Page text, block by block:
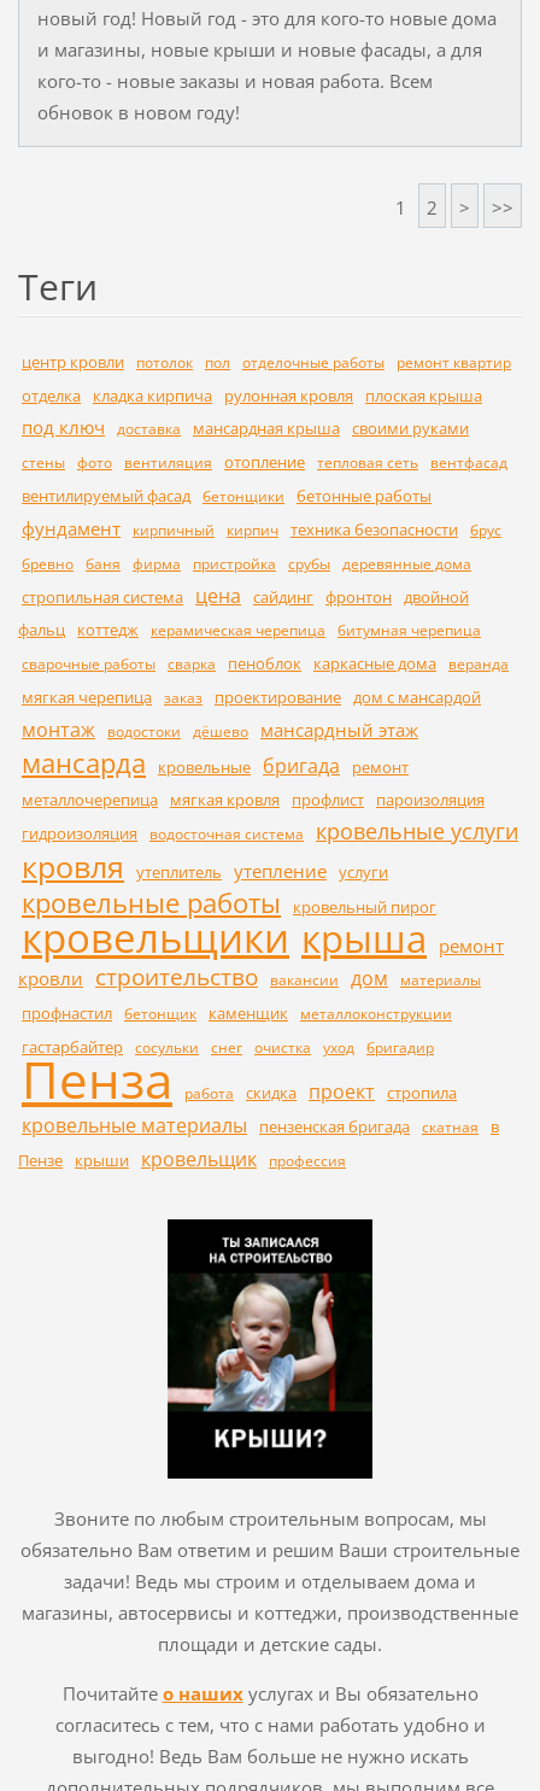
новый год! Новый год - это для кого-то новые дома
и магазины, новые крыши и новые фасады, а для
кого-то - новые заказы и новая работа. Всем
обновок в новом году!
1 2 > >>
Теги
центр кровли потолок пол отделочные работы ремонт квартир
отделка кладка кирпича рулонная кровля плоская крыша
под ключ доставка мансардная крыша своими руками
стены фото вентиляция отопление тепловая сеть вентфасад
вентилируемый фасад бетонщики бетонные работы
фундамент кирпичный кирпич техника безопасности брус
бревно баня фирма пристройка срубы деревянные дома
стропильная система цена сайдинг фронтон двойной
фальц
коттедж керамическая черепица
битумная черепица
сварочные работы сварка пеноблок каркасные дома веранда
мягкая черепица заказ проектирование дом с мансардой
монтаж водостоки дёшево мансардный этаж
мансарда кровельные бригада
ремонт
металлочерепица
мягкая кровля профлист
пароизоляция
гидроизоляция
водосточная система кровельные услуги
кровля утеплитель утепление услуги
кровельные работы кровельный пирог
кровельщики крыша
ремонт
кровли строительство вакансии дом материалы
профнастил бетонщик каменщик металлоконструкции
гастарбайтер сосульки снег очистка уход бригадир
Пенза работа скидка проект стропила
кровельные материалы пензенская бригада скатная
в
Пензе
крыши кровельщик профессия
Звоните по любым строительным вопросам, мы
обязательно Вам ответим и решим Ваши строительные
задачи! Ведь мы строим и отделываем дома и
магазины, автосервисы и коттеджи, производственные
площади и детские сады.
Почитайте о нашихуслугах и Вы обязательно
согласитесь с тем, что с нами работать удобно и
выгодно! Ведь Вам больше не нужно искать